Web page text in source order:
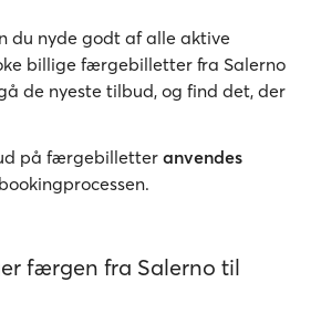
du nyde godt af alle aktive
billige færgebilletter fra Salerno
de nyeste tilbud, og find det, der
på færgebilletteranvendes
færgen fra Salerno til